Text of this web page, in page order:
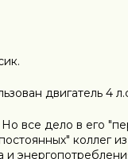
двигатель 4
все дело в его
коллег